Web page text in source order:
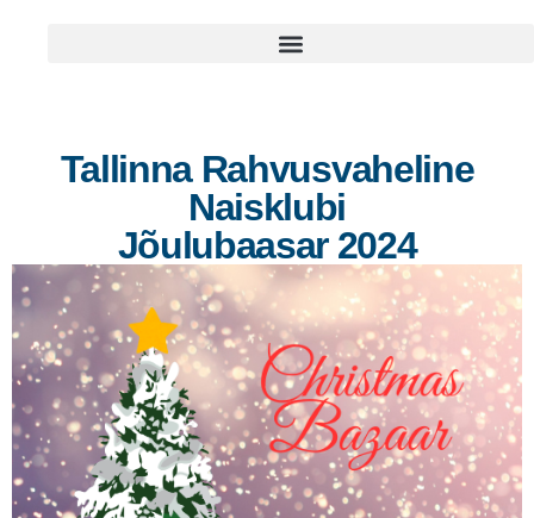
Tallinna Rahvusvaheline
Naisklubi
Jõulubaasar 2024